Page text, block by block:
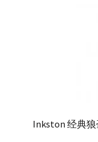
Inkston 经典狼